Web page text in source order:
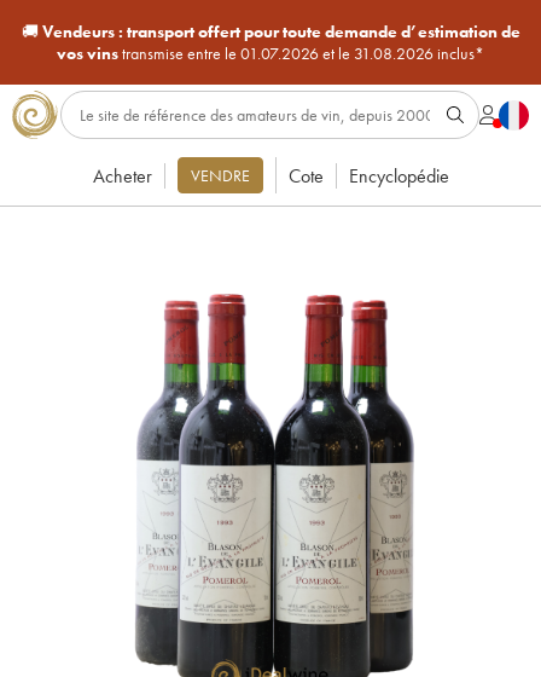
🚚Vendeurs : transport offert pour toute demande d’estimation de
vos vinstransmise entre le 01.07.2026 et le 31.08.2026 inclus*
Acheter VENDRE Cote Encyclopédie